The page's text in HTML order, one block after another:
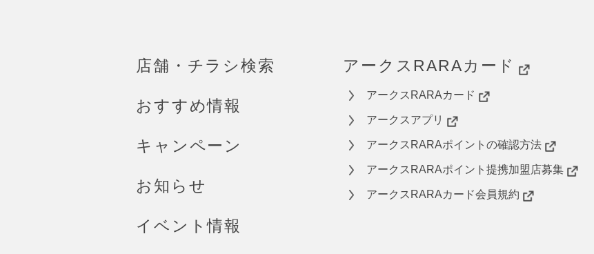
店舗・チラシ検索
おすすめ情報
キャンペーン
お知らせ
イベント情報
アークスRARAカード
アークスRARAカード
アークスアプリ
アークスRARAポイントの確認方法
アークスRARAポイント提携加盟店募集
アークスRARAカード会員規約